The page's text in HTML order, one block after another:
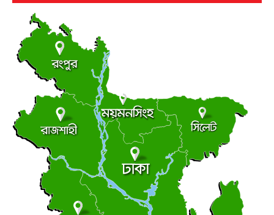
২৫ বছর পর ফের আলোচনায় কারিনা-বিপাশার চড়-কাণ্ড
বৃহস্পতিবার ● ৬ আগস্ট ২০২৬
●লংমার্চ ও মহাসমাবেশের ঘোষণা জামায়াত নেতৃত্বাধীন ১১ দলের
বৃহস্পতিবার ● ৬ আগস্ট ২০২৬
● ছাত্র রাজনীতি আধিপত্যের লড়াইয়ে ছাত্রদল-শিবির
বৃহস্পতিবার ● ৬ আগস্ট ২০২৬
সচিবালয়মুখী মিছিল, জামায়াত জোট পুলিশের মৃদু ধাক্কাধাক্কি
বৃহস্পতিবার ● ৬ আগস্ট ২০২৬